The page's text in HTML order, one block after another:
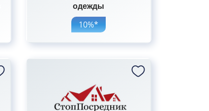
одежды
10%*